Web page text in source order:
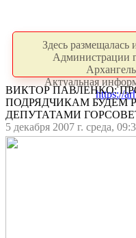
Здесь размещалась
Администрации
Актуальная
https://
ВИКТОР ПАВЛЕНКО:
ПОДРЯДЧИКАМ БУДЕМ
ДЕПУТАТАМИ
5 декабря 2007 г. среда,